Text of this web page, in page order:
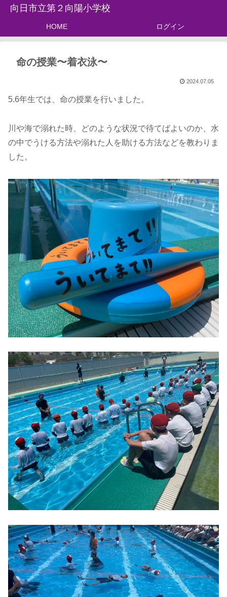
向日市立第２向陽小学校
HOME ログイン
命の授業〜着衣泳〜
2024.07.05
5.6年生では、命の授業を行いました。
川や海で溺れた時、どのような状況で待てばよいのか、水
の中でうける方法や溺れた人を助ける方法などを教わりま
した。